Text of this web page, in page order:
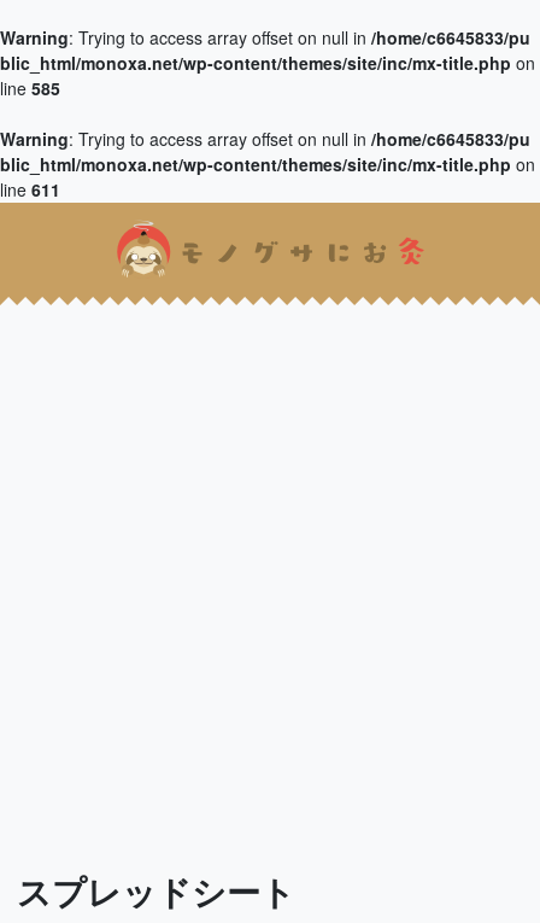
Warning: Trying to access array offset on null in /home/c6645833/pu
blic_html/monoxa.net/wp-content/themes/site/inc/mx-title.php on
line 585
Warning: Trying to access array offset on null in /home/c6645833/pu
blic_html/monoxa.net/wp-content/themes/site/inc/mx-title.php on
line 611
スプレッドシート